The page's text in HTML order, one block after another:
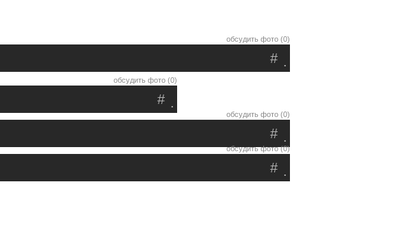
обсудить фото (0)
.
#
обсудить фото (0)
.
#
обсудить фото (0)
.
#
обсудить фото (0)
.
#